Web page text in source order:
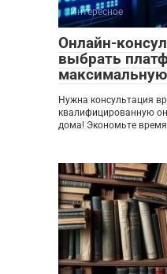
Интересное
Онлайн-
выбрать
Нужна консультация
квалифицированную
дома! Экономьте